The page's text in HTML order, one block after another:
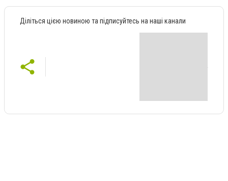
Діліться цією новиною та підписуйтесь на наші канали